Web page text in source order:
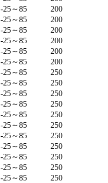
-25～85
200
-25～85
200
-25～85
200
-25～85
200
-25～85
200
-25～85
200
-25～85
250
-25～85
250
-25～85
250
-25～85
250
-25～85
250
-25～85
250
-25～85
250
-25～85
250
-25～85
250
-25～85
250
-25～85
250